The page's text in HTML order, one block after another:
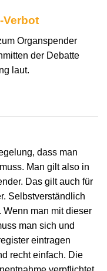
Verbot
Organspender
der Debatte
laut.
dass man
Man gilt also in
Das gilt auch für
Selbstverständlich
man mit dieser
man sich und
eintragen
recht einfach. Die